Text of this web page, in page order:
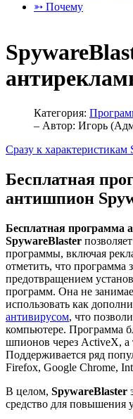
➳ Почему
Категория:
– Автор: Игорь
Сразу к характеристикам
Бесплатная
антишпион
Бесплатная программа
SpywareBlaster
программы, включая
отметить, что программа
предотвращением
программ. Она не
использовать как
антивирусом, что
компьютере. Программа
шпионов через ActiveX, а
Поддерживается ряд
Firefox, Google Chrome,
В целом, SpywareBlaster
средство для повышения